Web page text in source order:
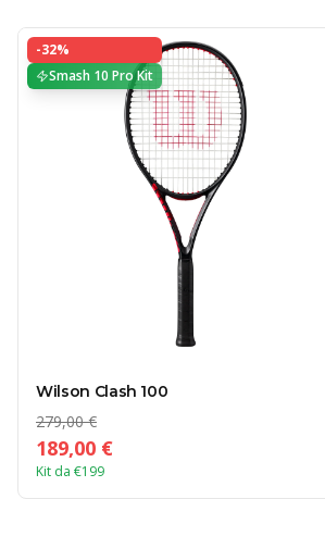
-32%
Smash 10 Pro Kit
Wilson Clash 100
279,00 €
189,00 €
Kit da €199